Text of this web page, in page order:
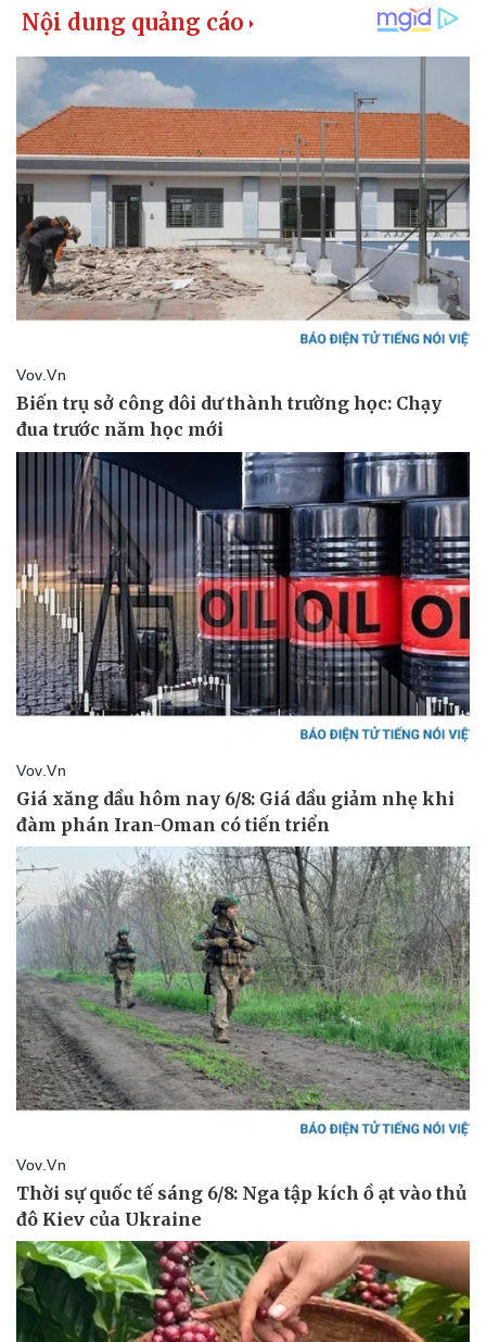
Pháp luật
Vụ án
Tin nóng
Tư vấn luật
Quân sự - Quốc phòng
Vũ khí
Việt Nam
Phân tích